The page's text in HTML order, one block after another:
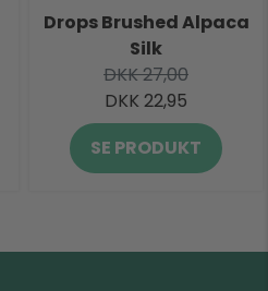
Drops Brushed Alpaca
Silk
DKK 27,00
DKK 22,95
SE PRODUKT